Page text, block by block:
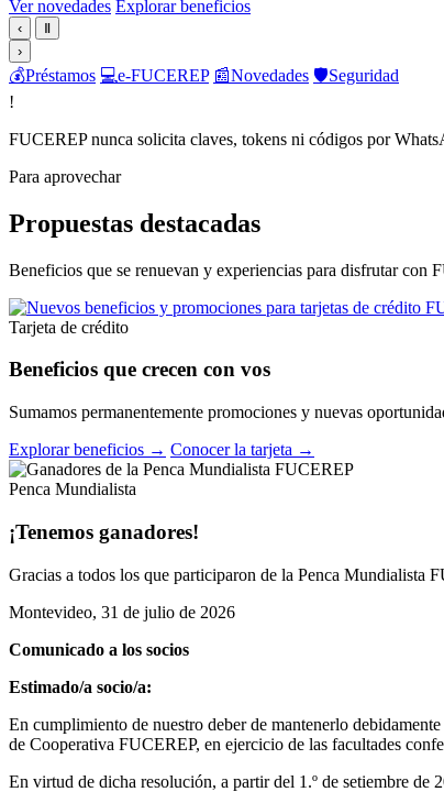
Ver novedades Explorar beneficios
‹
Ⅱ
›
💰Préstamos 💻e-FUCEREP 📰Novedades 🛡️Seguridad
!
FUCEREP nunca solicita claves, tokens ni códigos por
Para aprovechar
Propuestas destacadas
Beneficios que se renuevan y experiencias para disfrutar con
Tarjeta de crédito
Beneficios que crecen con vos
Sumamos permanentemente promociones y nuevas
Explorar beneficios → Conocer la tarjeta →
Penca Mundialista
¡Tenemos ganadores!
Gracias a todos los que participaron de la Penca Mundialista
Montevideo, 31 de julio de 2026
Comunicado a los socios
Estimado/a socio/a:
En cumplimiento de nuestro deber de mantenerlo
de Cooperativa FUCEREP, en ejercicio de las facultades
En virtud de dicha resolución, a partir del 1.º de setiembre de